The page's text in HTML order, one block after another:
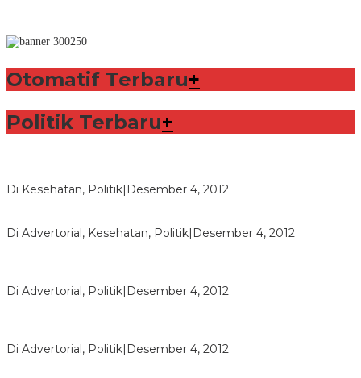
Otomatif Terbaru+
Politik Terbaru+
Di Kesehatan, Politik Desember 4, 2012
Di Advertorial, Kesehatan, Politik Desember 4, 2012
Di Advertorial, Politik Desember 4, 2012
Di Advertorial, Politik Desember 4, 2012